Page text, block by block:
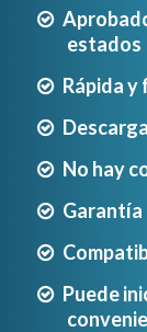
estados
Rápida y
No hay
Garantía
Puede